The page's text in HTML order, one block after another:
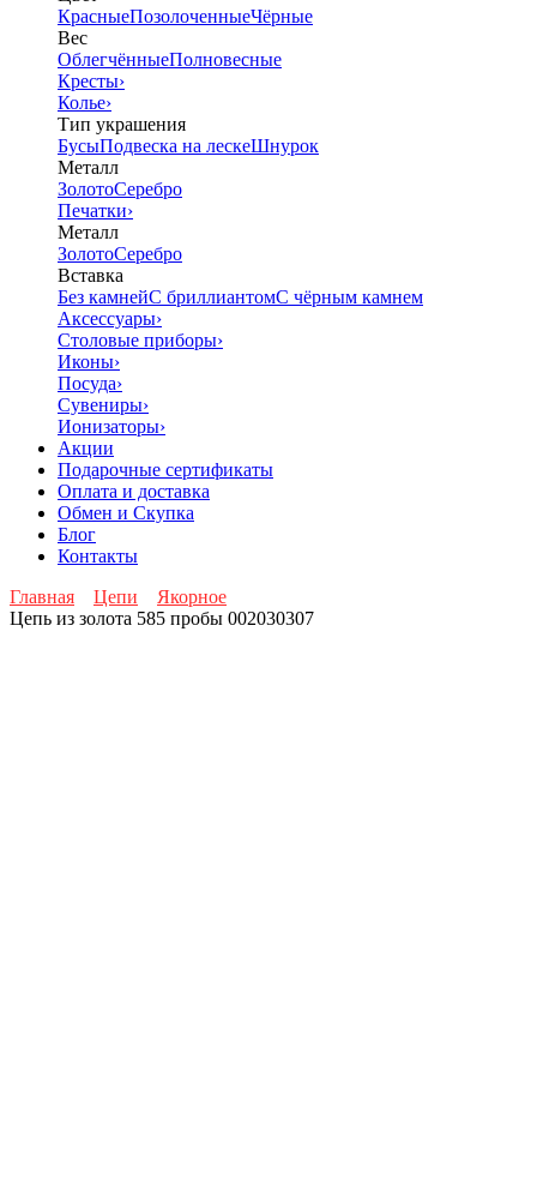
КрасныеПозолоченныеЧёрные
Вес
ОблегчённыеПолновесные
Кресты›
Колье›
Тип украшения
БусыПодвеска на лескеШнурок
Металл
ЗолотоСеребро
Печатки›
Металл
ЗолотоСеребро
Вставка
Без камнейС бриллиантомС чёрным камнем
Аксессуары›
Столовые приборы›
Иконы›
Посуда›
Сувениры›
Ионизаторы›
Акции
Подарочные сертификаты
Оплата и доставка
Обмен и Скупка
Блог
Контакты
Главная
Цепи
Якорное
Цепь из золота 585 пробы 002030307